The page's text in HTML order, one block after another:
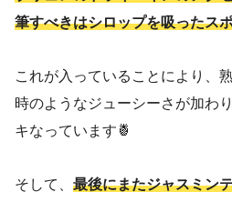
筆すべきはシロップを吸ったス
これが入っていることにより、
時のようなジューシーさが加わ
キなっています🍍
そして、 最後にまたジャスミン